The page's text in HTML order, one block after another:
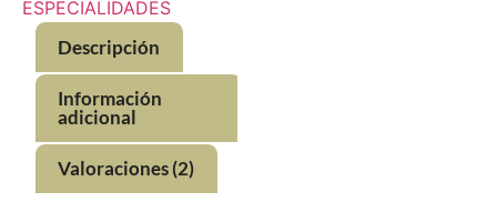
ESPECIALIDADES
Descripción
Información
adicional
Valoraciones (2)